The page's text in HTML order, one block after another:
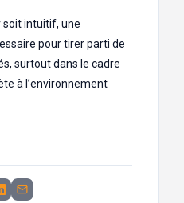
soit intuitif, une
pour tirer parti de
surtout dans le cadre
à l’environnement